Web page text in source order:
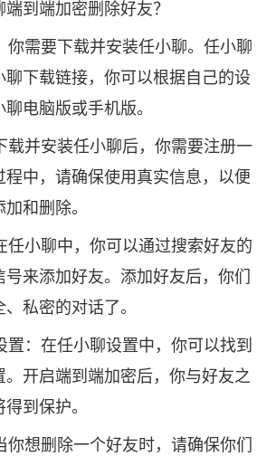
到端加密删除好友？
需要下载并安装任小聊。 任小聊
聊下载链接，你可以根据自己的设
电脑版或手机版。
载并安装任小聊后，你需要注册一
程中，请确保使用真实信息，以便
和删除。
任小聊中，你可以通过搜索好友的
来添加好友。添加好友后，你们
私密的对话了。
置：在任小聊设置中，你可以找到
。开启端到端加密后，你与好友之
到保护。
你想删除一个好友时，请确保你们